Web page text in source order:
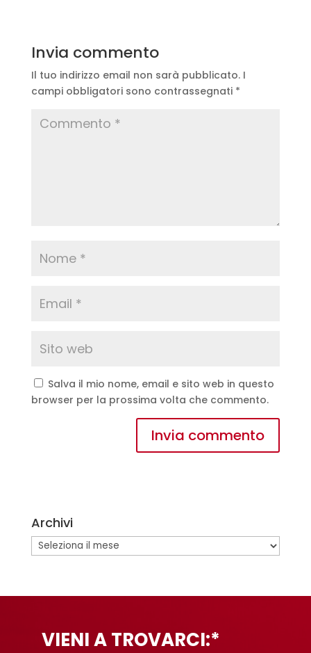
Invia commento
Il tuo indirizzo email non sarà pubblicato. I
campi obbligatori sono contrassegnati *
Salva il mio nome, email e sito web in questo
browser per la prossima volta che commento.
r
n
a
Archivi
Archivi
VIENI A TROVARCI:*